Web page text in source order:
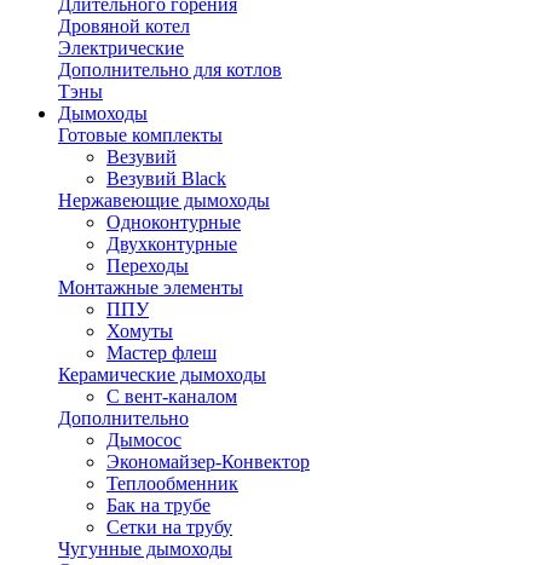
Длительного горения
Дровяной котел
Электрические
Дополнительно для котлов
Тэны
Дымоходы
Готовые комплекты
Везувий
Везувий Black
Нержавеющие дымоходы
Одноконтурные
Двухконтурные
Переходы
Монтажные элементы
ППУ
Хомуты
Мастер флеш
Керамические дымоходы
С вент-каналом
Дополнительно
Дымосос
Экономайзер-Конвектор
Теплообменник
Бак на трубе
Сетки на трубу
Чугунные дымоходы